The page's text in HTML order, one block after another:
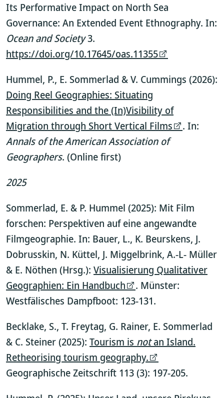
Its Performative Impact on North Sea
Governance: An Extended Event Ethnography. In:
Ocean and Society3.
https://doi.org/10.17645/oas.11355
Hummel, P., E. Sommerlad & V. Cummings (2026):
Doing Reel Geographies: Situating
Responsibilities and the (In)Visibility of
Migration through Short Vertical Films
. In:
Annals of the American Association of
Geographers. (Online first)
2025
Sommerlad, E. & P. Hummel (2025): Mit Film
forschen: Perspektiven auf eine angewandte
Filmgeographie. In: Bauer, L., K. Beurskens, J.
Dobrusskin, N. Küttel, J. Miggelbrink, A.-L- Müller
& E. Nöthen (Hrsg.): Visualisierung Qualitativer
Geographien: Ein Handbuch
. Münster:
Westfälisches Dampfboot: 123-131.
Becklake, S., T. Freytag, G. Rainer, E. Sommerlad
& C. Steiner (2025): Tourism is notan Island.
Retheorising tourism geography.
Geographische Zeitschrift 113 (3): 197-205.